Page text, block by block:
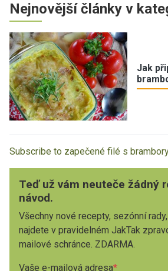
Nejnovější články v
Jak
Subscribe to zapečené filé s
Teď už vám neuteče žádný
návod.
Všechny nové recepty, sezónní
najdete v pravidelném JakTak
mailové schránce. ZDARMA.
Vaše e-mailová adresa